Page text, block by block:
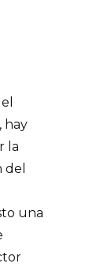
hay
la
del
una